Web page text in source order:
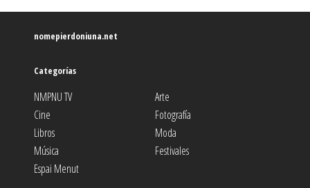
nomepierdoniuna.net
Categorías
NMPNU TV
Arte
Cine
Fotografía
Libros
Moda
Música
Festivales
Espai Menut